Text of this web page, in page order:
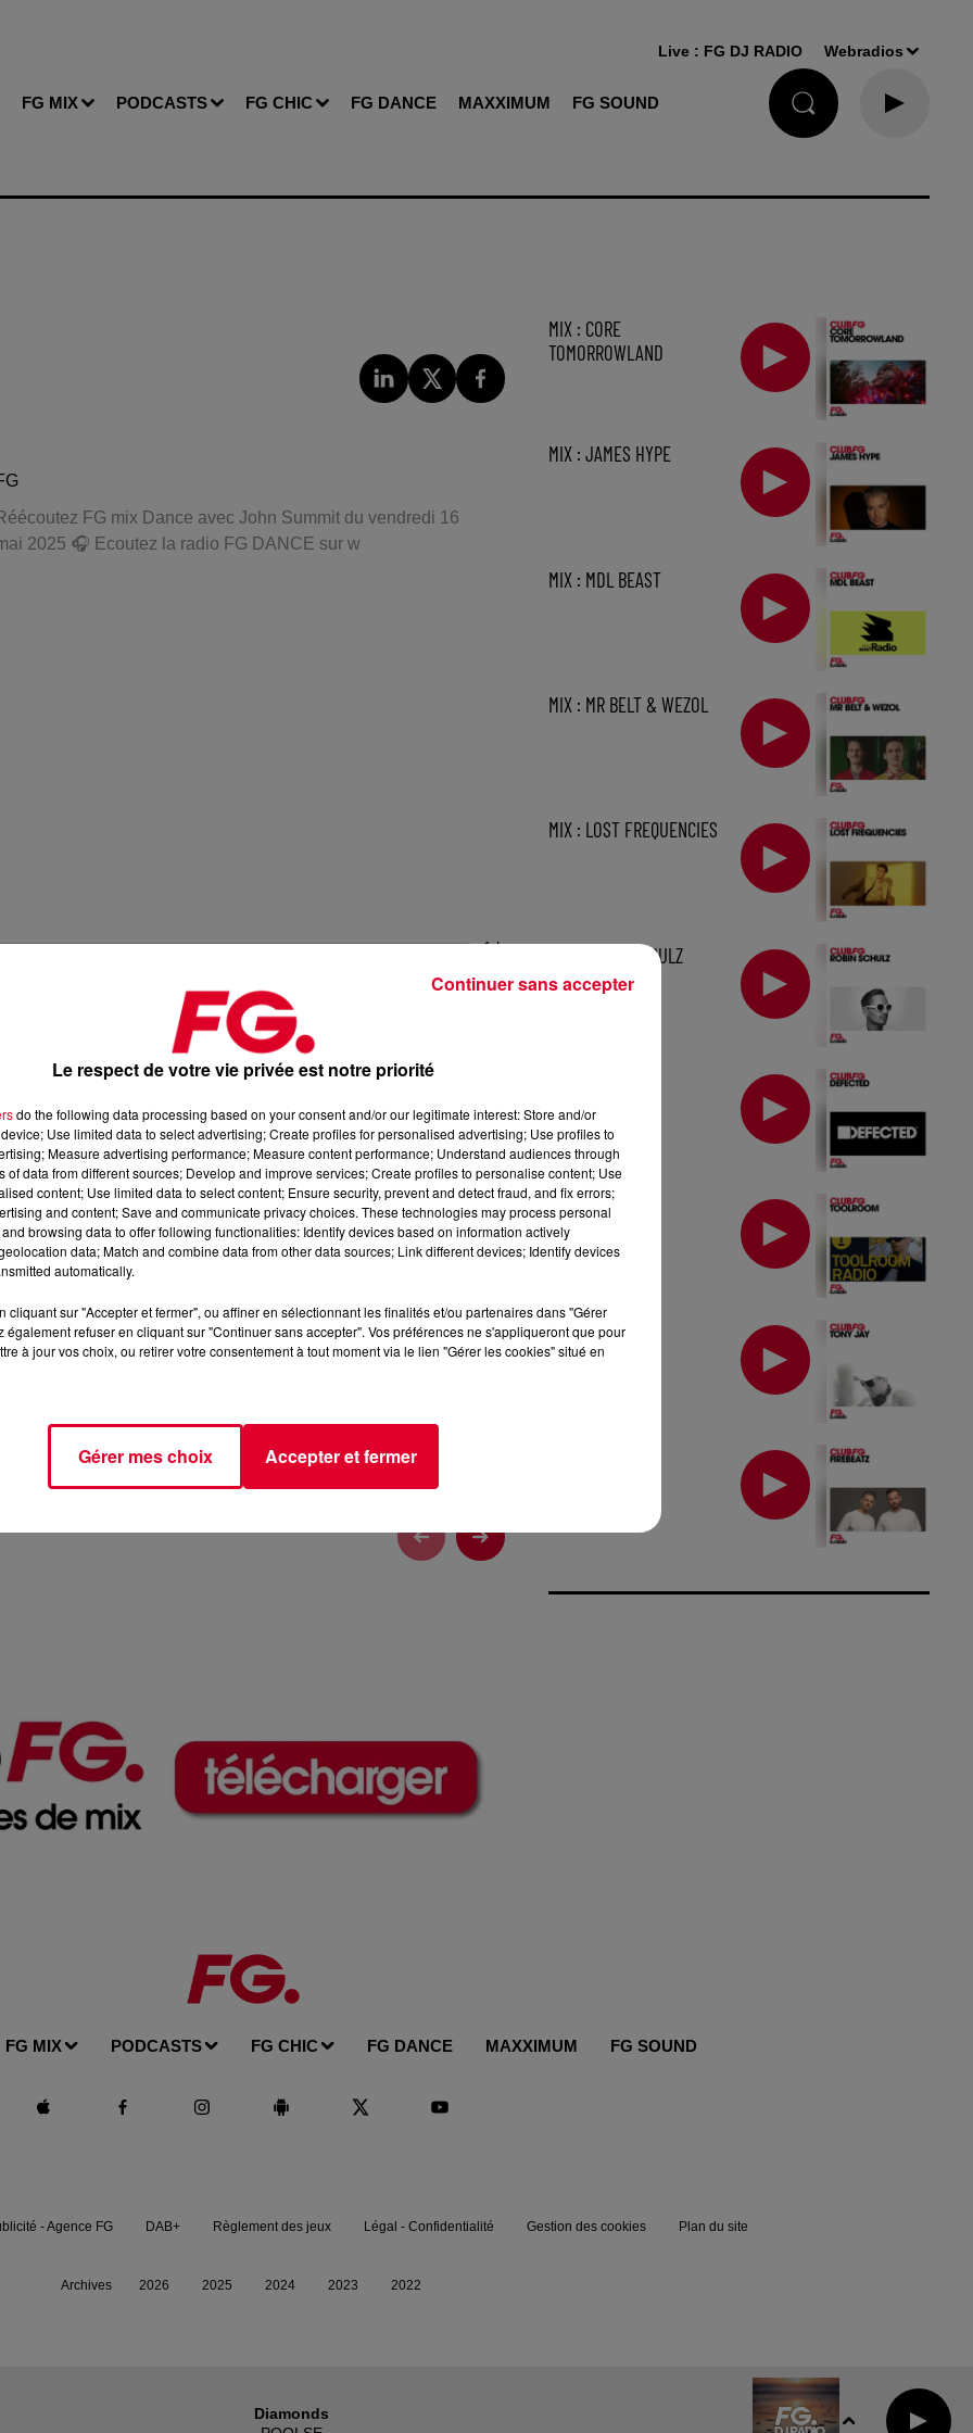
FG MIX PODCASTS FG CHIC FG DANCE MAXXIMUM FG SOUND
Live : FG DJ RADIO Webradios
FG mix Dance avec John Summit du vendredi 16
2025 🎧 Ecoutez la radio FG DANCE sur w
1 h
mai 2025
, 📱 et sur l’Application FG (IOShttps://urlz.fr/hhZxGoogle
rave et tech-house
MIX : CORE
TOMORROWLAND
MIX : JAMES HYPE
MIX : MDL BEAST
MIX : MR BELT & WEZOL
MIX : LOST FREQUENCIES
MIX : ROBIN SCHULZ
MIX : TOOLROOM
MIX : TONY JAY
FG MIX PODCASTS FG CHIC FG DANCE MAXXIMUM FG SOUND
Diamonds
- Agence FG DAB+ Règlement des jeux Légal - Confidentialité Gestion des cookies Plan du site
Archives 2026 2025 2024 2023 2022
Le respect de votre vie privée est notre priorité
do the following data processing based on your consent and/or our legitimate interest: Store and/or
Use limited data to select advertising; Create profiles for personalised advertising; Use profiles to
Measure advertising performance; Measure content performance; Understand audiences through
of data from different sources; Develop and improve services; Create profiles to personalise content; Use
content; Use limited data to select content; Ensure security, prevent and detect fraud, and fix errors;
and content; Save and communicate privacy choices. These technologies may process personal
browsing data to offer following functionalities: Identify devices based on information actively
data; Match and combine data from other data sources; Link different devices; Identify devices
automatically.
cliquant sur "Accepter et fermer", ou affiner en sélectionnant les finalités et/ou partenaires dans "Gérer
également refuser en cliquant sur "Continuer sans accepter". Vos préférences ne s'appliqueront que pour
à jour vos choix, ou retirer votre consentement à tout moment via le lien "Gérer les cookies" situé en
Gérer mes choix Accepter et fermer
Continuer sans accepter